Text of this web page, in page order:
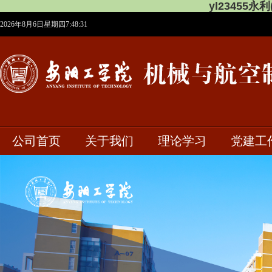
yl23455永
2026年8月6日星期四7:48:32
公司首页 关于我们 理论学习 党建工